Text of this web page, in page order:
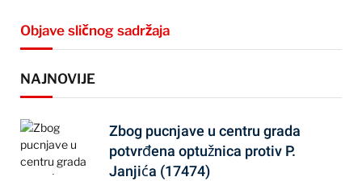
Objave sličnog sadržaja
NAJNOVIJE
Zbog pucnjave u centru grada
potvrđena optužnica protiv P.
Janjića (17474)